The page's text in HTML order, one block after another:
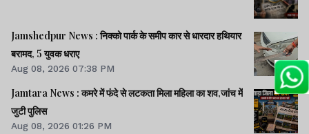
Jamshedpur News : निक्को पार्क के समीप कार से धारदार हथियार
बरामद, 5 युवक धराए
Aug 08, 2026 07:38 PM
Jamtara News : कमरे में फंदे से लटकता मिला महिला का शव,जांच में
जुटी पुलिस
Aug 08, 2026 01:26 PM